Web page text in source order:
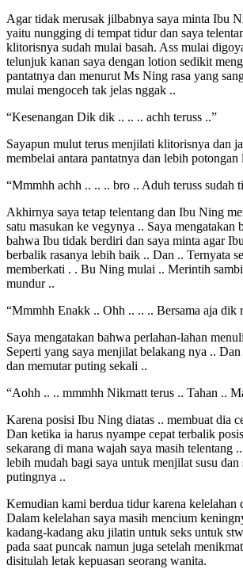
Agar tidak merusak jilbabnya saya minta Ibu
yaitu nungging di tempat tidur dan saya
klitorisnya sudah mulai basah. Ass mulai
telunjuk kanan saya dengan lotion sedikit
pantatnya dan menurut Ms Ning rasa yang
mulai mengoceh tak jelas nggak ..
“Kesenangan Dik dik .. .. .. achh teruss ..”
Sayapun mulut terus menjilati klitorisnya dan
membelai antara pantatnya dan lebih potongan
“Mmmhh achh .. .. .. bro .. Aduh teruss sudah
Akhirnya saya tetap telentang dan Ibu Ning
satu masukan ke vegynya .. Saya mengatakan
bahwa Ibu tidak berdiri dan saya minta agar
berbalik rasanya lebih baik .. Dan .. Ternyata
memberkati . . Bu Ning mulai .. Merintih
mundur ..
“Mmmhh Enakk .. Ohh .. .. .. Bersama aja dik
Saya mengatakan bahwa perlahan-lahan
Seperti yang saya menjilat belakang nya ..
dan memutar puting sekali ..
“Aohh .. .. mmmhh Nikmatt terus .. Tahan ..
Karena posisi Ibu Ning diatas .. membuat dia
Dan ketika ia harus nyampe cepat terbalik
sekarang di mana wajah saya masih telentang
lebih mudah bagi saya untuk menjilat susu
putingnya ..
Kemudian kami berdua tidur karena kelelahan
Dalam kelelahan saya masih mencium
kadang-kadang aku jilatin untuk seks untuk
pada saat puncak namun juga setelah
disitulah letak kepuasan seorang wanita.